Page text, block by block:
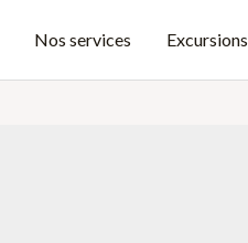
Nos services Excursions